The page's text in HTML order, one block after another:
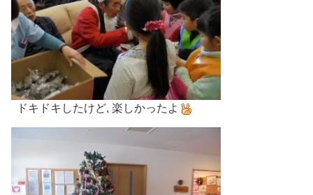
ドキドキしたけど, 楽しかったよ